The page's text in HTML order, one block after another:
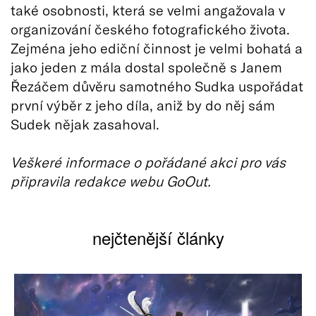
také osobnosti, která se velmi angažovala v
organizování českého fotografického života.
Zejména jeho ediční činnost je velmi bohatá a
jako jeden z mála dostal společně s Janem
Řezáčem důvěru samotného Sudka uspořádat
první výběr z jeho díla, aniž by do něj sám
Sudek nějak zasahoval.
Veškeré informace o pořádané akci pro vás
připravila redakce webu GoOut.
nejčtenější články